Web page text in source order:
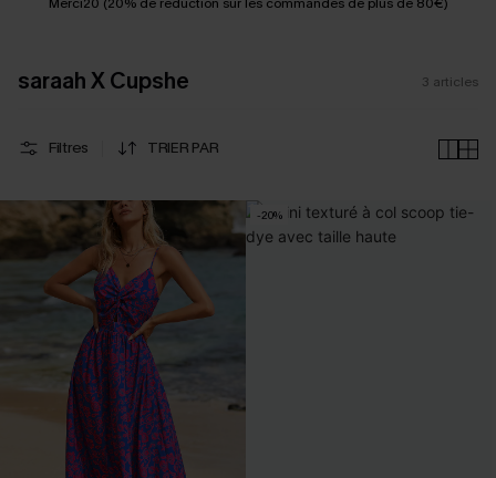
saraah X Cupshe 3 articles
Filtres TRIER PAR
-20%